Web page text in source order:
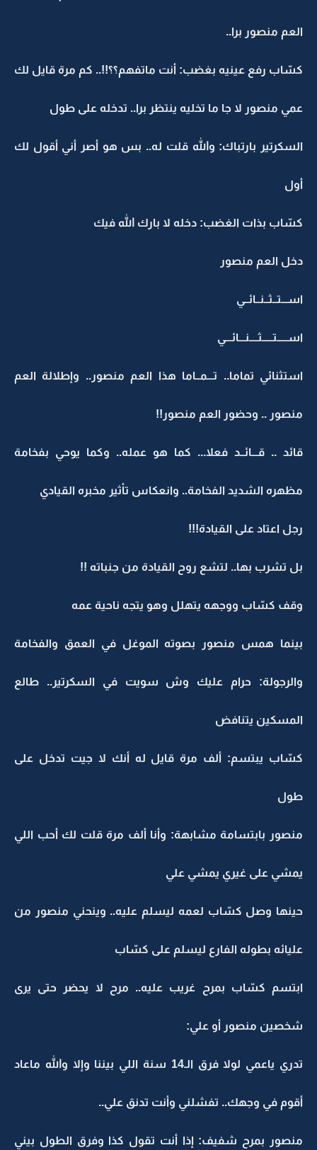
العم منصور برا..
كسّاب رفع عينيه بغضب: أنت ماتفهم؟؟!!.. كم مرة قايل لك
عمي منصور لا جا ما تخليه ينتظر برا.. تدخله على طول
السكرتير بارتباك: والله قلت له.. بس هو أصر أني أقول لك
أول
كسّاب بذات الغضب: دخله لا بارك الله فيك
دخل العم منصور
اســـتــثــنــائــي
اســـــتـــــثــــنـــائـــي
استثنائي تماما.. تـــمــاما هذا العم منصور.. وإطلالة العم
منصور .. وحضور العم منصور!!
قائد .. قـــائــد فعلا... كما هو عمله.. وكما يوحي بفخامة
مظهره الشديد الفخامة.. وانعكاس تأثير مخبره القيادي
رجل اعتاد على القيادة!!!
بل تشرب بها.. لتشع روح القيادة من جنباته !!
وقف كسّاب ووجهه يتهلل وهو يتجه ناحية عمه
بينما همس منصور بصوته الموغل في العمق والفخامة
والرجولة: حرام عليك وش سويت في السكرتير.. طالع
المسكين يتنافض
كسّاب يبتسم: ألف مرة قايل له أنك لا جيت تدخل على
طول
منصور بابتسامة مشابهة: وأنا ألف مرة قلت لك أحب اللي
يمشي على غيري يمشي علي
حينها وصل كسّاب لعمه ليسلم عليه.. وينحني منصور من
عليائه بطوله الفارع ليسلم على كسّاب
ابتسم كسّاب بمرح غريب عليه.. مرح لا يحضر حتى يرى
شخصين منصور أو علي:
تدري ياعمي لولا فرق الـ14 سنة اللي بيننا وإلا والله ماعاد
أقوم في وجهك.. تفشلني وأنت تدنق علي..
منصور بمرح شفيف: إذا أنت تقول كذا وفرق الطول بيني